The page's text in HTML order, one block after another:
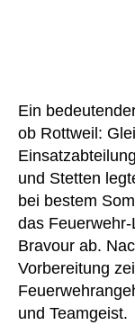
Ein
ob Rottweil:
und Stetten
bei bestem
das
Bravour ab.
Vorbereitung
und Teamgeist.